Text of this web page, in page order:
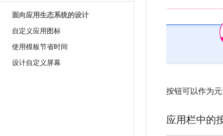
面向应用生态系统的设计
自定义应用图标
使用模板节省时间
设计自定义屏幕
按钮可以作为
应用栏中的